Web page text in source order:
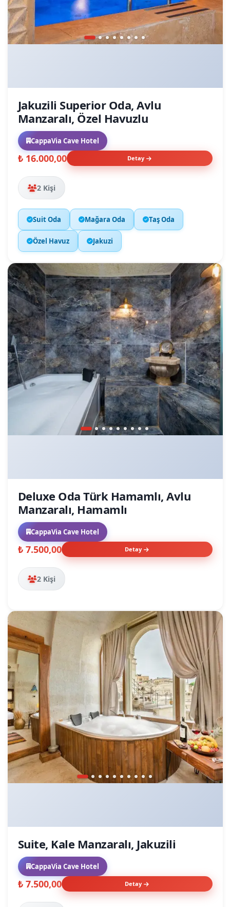
Jakuzili Superior Oda, Avlu
Manzaralı, Özel Havuzlu
CappaVia Cave Hotel
₺ 16.000,00 Detay
2 Kişi
Suit Oda Mağara Oda Taş Oda
Özel Havuz Jakuzi
Deluxe Oda Türk Hamamlı, Avlu
Manzaralı, Hamamlı
CappaVia Cave Hotel
₺ 7.500,00 Detay
2 Kişi
Suite, Kale Manzaralı, Jakuzili
CappaVia Cave Hotel
₺ 7.500,00 Detay